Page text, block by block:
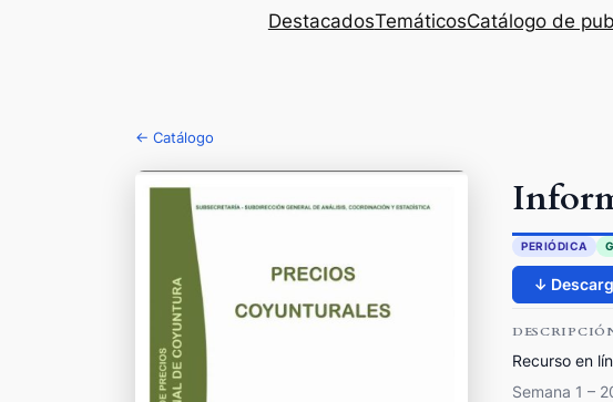
DestacadosTemáticosCatálogo de
← Catálogo
PERIÓDICA
↓
Recurso en
Semana 1 –